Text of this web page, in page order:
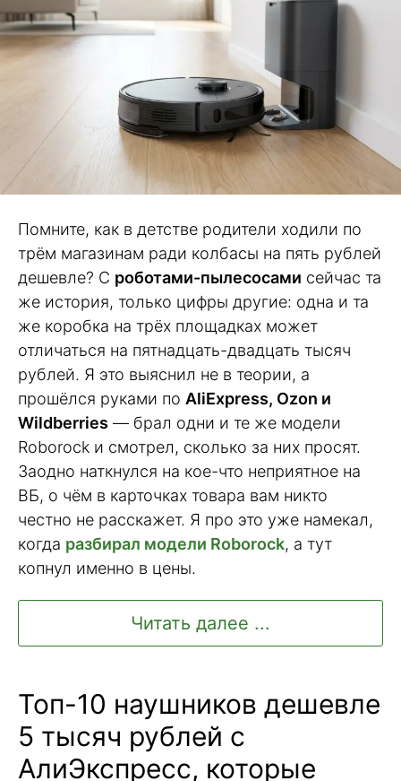
Помните, как в детстве родители ходили по
трём магазинам ради колбасы на пять рублей
дешевле? С роботами-пылесосами сейчас та
же история, только цифры другие: одна и та
же коробка на трёх площадках может
отличаться на пятнадцать-двадцать тысяч
рублей. Я это выяснил не в теории, а
прошёлся руками по AliExpress, Ozon и
Wildberries — брал одни и те же модели
Roborock и смотрел, сколько за них просят.
Заодно наткнулся на кое-что неприятное на
ВБ, о чём в карточках товара вам никто
честно не расскажет. Я про это уже намекал,
когда разбирал модели Roborock, а тут
копнул именно в цены.
Читать далее ...
Топ-10 наушников дешевле
5 тысяч рублей с
АлиЭкспресс, которые